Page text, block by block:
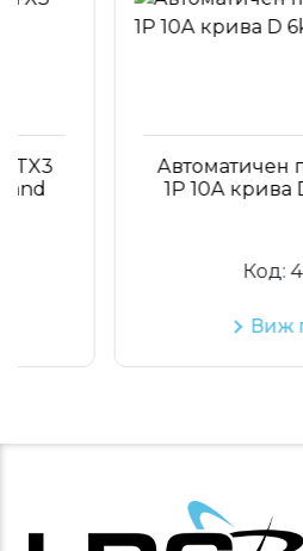
Автоматичен
1P 10А крива D 6kA
403719
Виж